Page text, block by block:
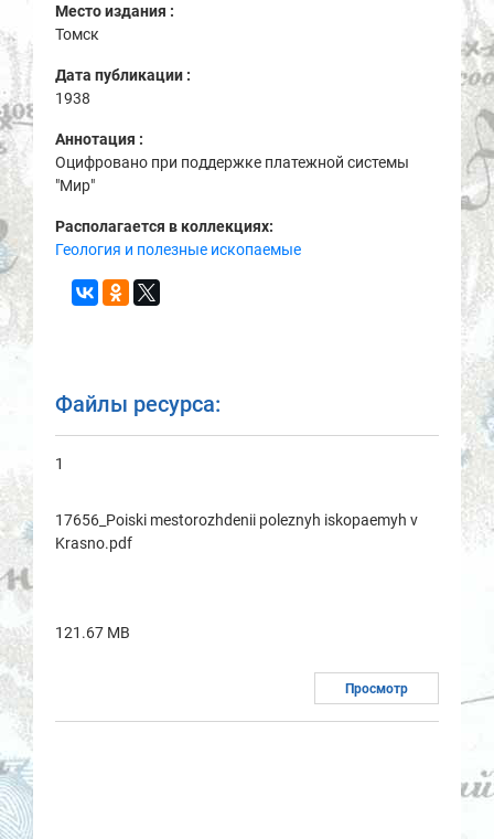
Место издания :
Томск
Дата публикации :
1938
Аннотация :
Оцифровано при поддержке платежной системы
"Мир"
Располагается в коллекциях:
Геология и полезные ископаемые
Файлы ресурса:
1
17656_Poiski mestorozhdenii poleznyh iskopaemyh v
Krasno.pdf
121.67 MB
Просмотр